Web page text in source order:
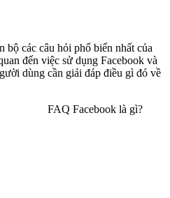
bộ các câu hỏi phổ biến nhất của
đến việc sử dụng Facebook và
dùng cần giải đáp điều gì đó về